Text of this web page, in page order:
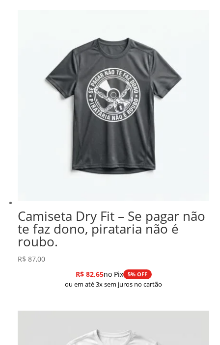
Camiseta Dry Fit – Se pagar não
te faz dono, pirataria não é
roubo.
R$ 87,00
R$82,65no Pix 5% OFF
ou em até 3x sem juros no cartão